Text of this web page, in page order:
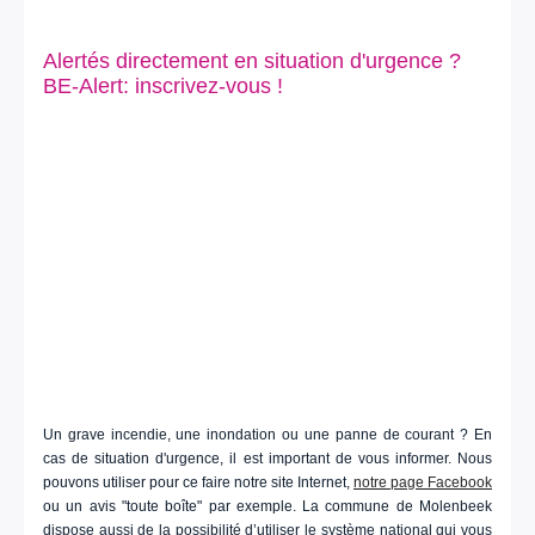
Alertés directement en situation d'urgence ?
BE-Alert: inscrivez-vous !
Un grave incendie, une inondation ou une panne de courant ? En
cas de situation d'urgence, il est important de vous informer. Nous
pouvons utiliser pour ce faire notre site Internet, notre page Facebook
ou un avis "toute boîte" par exemple. La commune de Molenbeek
dispose aussi de la possibilité d’utiliser le système national qui vous